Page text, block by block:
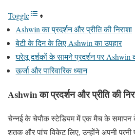
— BCCI (@BCCI)
Toggle
Ashwin का प्रदर्शन और प्रीति की निराशा
बेटी के दिन के लिए Ashwin का उपहार
घरेलू दर्शकों के सामने प्रदर्शन पर Ashwin
ऊर्जा और पारिवारिक ध्यान
Ashwinका प्रदर्शन और प्रीति की
चेन्नई के चेपौक स्टेडियम में एक मैच के समापन
शतक और पांच विकेट लिए, उन्होंने अपनी पत्नी